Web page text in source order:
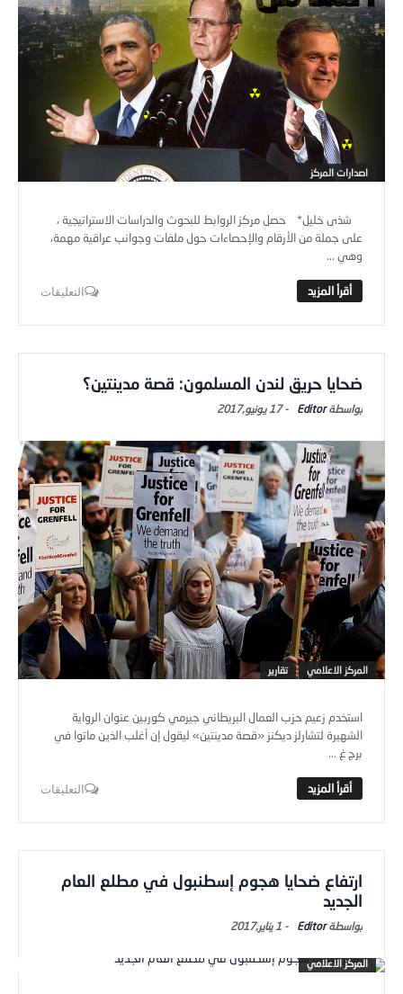
اصدارات المركز
شذى خليل* حصل مركز الروابط للبحوث والدراسات الاستراتيجية ،
على جملة من الأرقام والإحصاءات حول ملفات وجوانب عراقية مهمة،
وهي ...
التعليقات
ضحايا حريق لندن المسلمون: قصة مدينتين؟
Editor
-17 يونيو,2017
المركز الاعلامي تقارير
استخدم زعيم حزب العمال البريطاني جيرمي كوربين عنوان الرواية
الشهيرة لتشارلز ديكنز «قصة مدينتين» ليقول إن أغلب الذين ماتوا في
برج غ ...
التعليقات
ارتفاع ضحايا هجوم إسطنبول في مطلع العام
الجديد
Editor
- 1 يناير,2017
المركز الاعلامي